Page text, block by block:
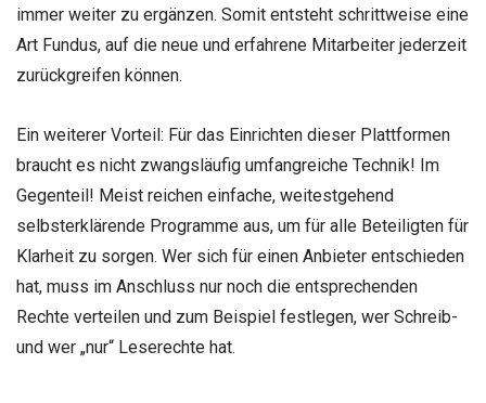
immer weiter zu ergänzen. Somit entsteht schrittweise eine
Art Fundus, auf die neue und erfahrene Mitarbeiter jederzeit
zurückgreifen können.
Ein weiterer Vorteil: Für das Einrichten dieser Plattformen
braucht es nicht zwangsläufig umfangreiche Technik! Im
Gegenteil! Meist reichen einfache, weitestgehend
selbsterklärende Programme aus, um für alle Beteiligten für
Klarheit zu sorgen. Wer sich für einen Anbieter entschieden
hat, muss im Anschluss nur noch die entsprechenden
Rechte verteilen und zum Beispiel festlegen, wer Schreib-
und wer „nur“ Leserechte hat.